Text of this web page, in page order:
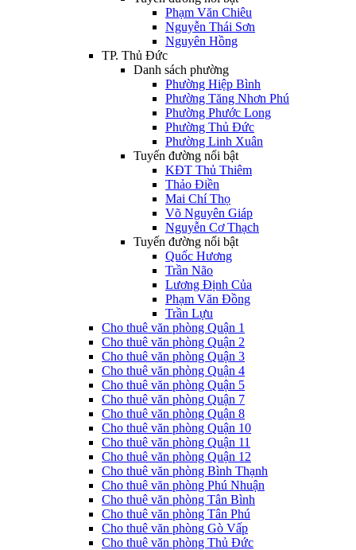
Phạm Văn Chiêu
Nguyễn Thái Sơn
Nguyên Hồng
TP. Thủ Đức
Danh sách phường
Phường Hiệp Bình
Phường Tăng Nhơn Phú
Phường Phước Long
Phường Thủ Đức
Phường Linh Xuân
Tuyến đường nổi bật
KĐT Thủ Thiêm
Thảo Điền
Mai Chí Thọ
Võ Nguyên Giáp
Nguyễn Cơ Thạch
Tuyến đường nổi bật
Quốc Hương
Trần Não
Lương Định Của
Phạm Văn Đồng
Trần Lựu
Cho thuê văn phòng Quận 1
Cho thuê văn phòng Quận 2
Cho thuê văn phòng Quận 3
Cho thuê văn phòng Quận 4
Cho thuê văn phòng Quận 5
Cho thuê văn phòng Quận 7
Cho thuê văn phòng Quận 8
Cho thuê văn phòng Quận 10
Cho thuê văn phòng Quận 11
Cho thuê văn phòng Quận 12
Cho thuê văn phòng Bình Thạnh
Cho thuê văn phòng Phú Nhuận
Cho thuê văn phòng Tân Bình
Cho thuê văn phòng Tân Phú
Cho thuê văn phòng Gò Vấp
Cho thuê văn phòng Thủ Đức